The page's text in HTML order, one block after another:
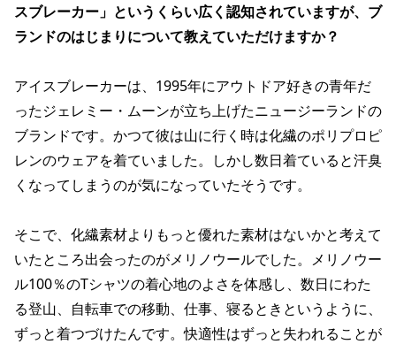
スブレーカー」というくらい広く認知されていますが、ブ
ランドのはじまりについて教えていただけますか？
アイスブレーカーは、1995年にアウトドア好きの青年だ
ったジェレミー・ムーンが立ち上げたニュージーランドの
ブランドです。かつて彼は山に行く時は化繊のポリプロピ
レンのウェアを着ていました。しかし数日着ていると汗臭
くなってしまうのが気になっていたそうです。
そこで、化繊素材よりもっと優れた素材はないかと考えて
いたところ出会ったのがメリノウールでした。メリノウー
ル100％のTシャツの着心地のよさを体感し、数日にわた
る登山、自転車での移動、仕事、寝るときというように、
ずっと着つづけたんです。快適性はずっと失われることが